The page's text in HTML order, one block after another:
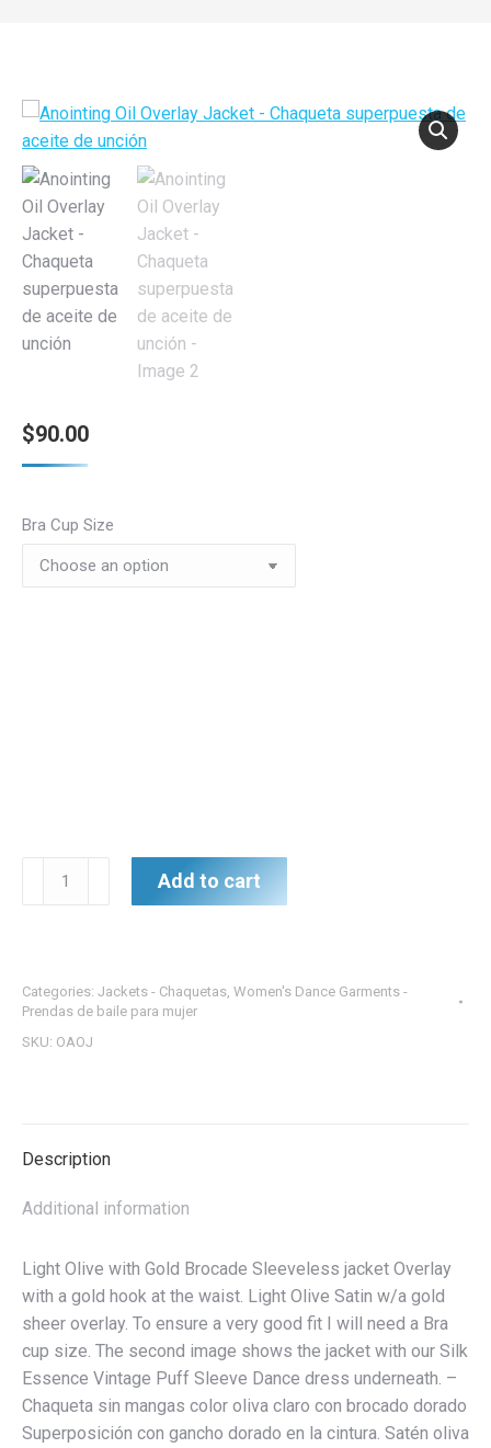
$90.00
Bra Cup Size
Anointing
Chaqueta
superpuesta
quantity
Add to cart
Categories: Jackets - Chaquetas, Women's Dance Garments -
Prendas de baile para mujer
SKU: OAOJ
Description
Additional information
Light Olive with Gold Brocade Sleeveless jacket Overlay
with a gold hook at the waist. Light Olive Satin w/a gold
sheer overlay. To ensure a very good fit I will need a Bra
cup size. The second image shows the jacket with our Silk
Essence Vintage Puff Sleeve Dance dress underneath. –
Chaqueta sin mangas color oliva claro con brocado dorado
Superposición con gancho dorado en la cintura. Satén oliva